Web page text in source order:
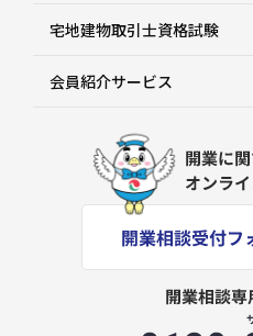
宅地建物取引士資格試験
会員紹介サービス